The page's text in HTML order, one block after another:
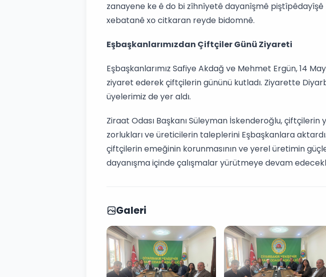
zanayene ke ê do bi zîhnîyetê dayanîşmê piştîpêdayîşê
xebatanê xo citkaran reyde bidomnê.
Eşbaşkanlarımızdan Çiftçiler Günü Ziyareti
Eşbaşkanlarımız Safiye Akdağ ve Mehmet Ergün, 14
ziyaret ederek çiftçilerin gününü kutladı. Ziyarette
üyelerimiz de yer aldı.
Ziraat Odası Başkanı Süleyman İskenderoğlu, çiftçilerin
zorlukları ve üreticilerin taleplerini Eşbaşkanlara
çiftçilerin emeğinin korunmasının ve yerel üretimin
dayanışma içinde çalışmalar yürütmeye devam
Galeri